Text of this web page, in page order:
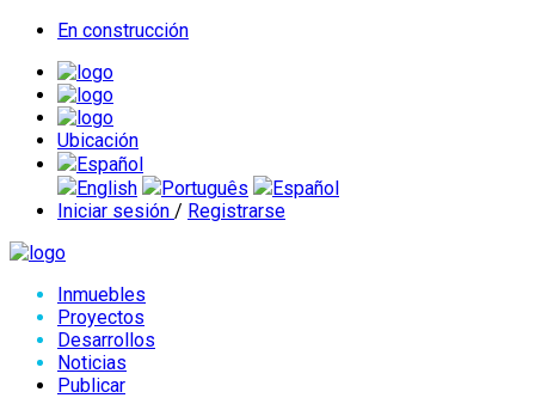
En construcción
Ubicación
Español
English
Português
Español
Iniciar sesión / Registrarse
Inmuebles
Proyectos
Desarrollos
Noticias
Publicar